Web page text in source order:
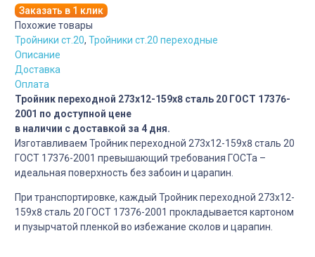
Заказать в 1 клик
Похожие товары
Тройники ст.20, Тройники ст.20 переходные
Описание
Доставка
Оплата
Тройник переходной 273х12-159х8 сталь 20 ГОСТ 17376-
2001 по доступной цене
в наличии с доставкой за 4 дня.
Изготавливаем Тройник переходной 273х12-159х8 сталь 20
ГОСТ 17376-2001 превышающий требования ГОСТа –
идеальная поверхность без забоин и царапин.
При транспортировке, каждый Тройник переходной 273х12-
159х8 сталь 20 ГОСТ 17376-2001 прокладывается картоном
и пузырчатой пленкой во избежание сколов и царапин.